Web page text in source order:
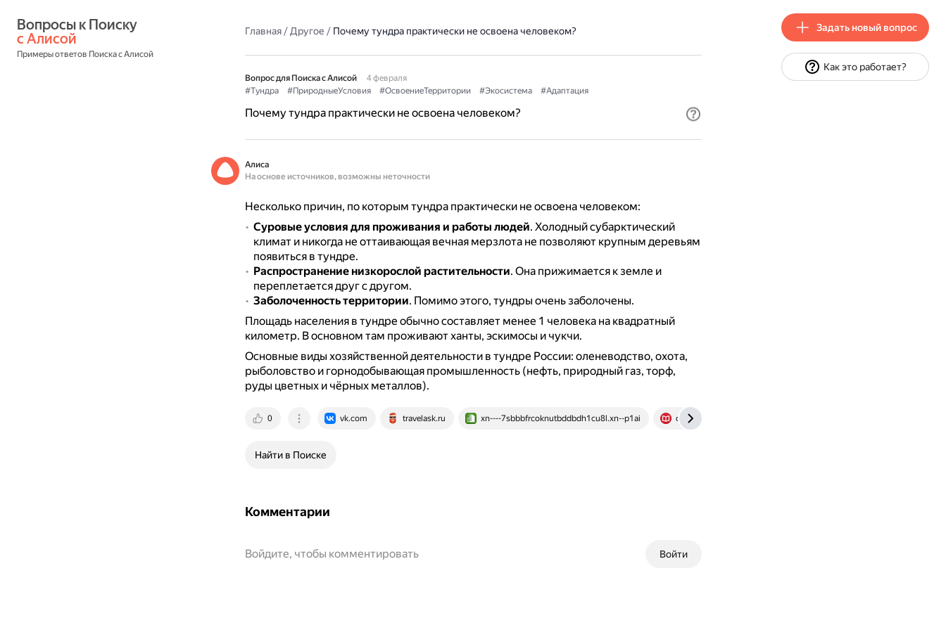
с Алисой
Примеры ответов Поиска с Алисой
Главная/Другое / Почему тундра практически не освоена человеком?
Вопрос для Поиска с Алисой
4 февраля
#Тундра
#ПриродныеУсловия #ОсвоениеТерритории #Экосистема #Адаптация
Почему тундра практически не освоена человеком?
Алиса
На основе источников, возможны неточности
Несколько причин, по которым тундра практически не освоена человеком:
Суровые условия для проживания и работы людей. Холодный субарктический
климат и никогда не оттаивающая вечная мерзлота не позволяют крупным деревьям
появиться в тундре.
Распространение низкорослой растительности. Она прижимается к земле и
переплетается друг с другом.
Заболоченность территории. Помимо этого, тундры очень заболочены.
Площадь населения в тундре обычно составляет менее 1 человека на квадратный
километр. В основном там проживают ханты, эскимосы и чукчи.
Основные виды хозяйственной деятельности в тундре России: оленеводство, охота,
рыболовство и горнодобывающая промышленность (нефть, природный газ, торф,
руды цветных и чёрных металлов).
0 vk.com travelask.ru xn----7sbbbfrcoknutbddbdh1cu8l.xn--p1ai obrazovaka.ru
Найти в Поиске
Комментарии
Войти
Войдите, чтобы комментировать
Задать новый вопрос
Как это работает?